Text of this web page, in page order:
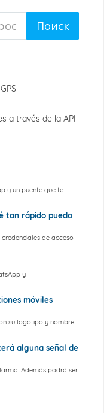
a través de la API
y un puente que te
tan rápido puedo
de acceso
y
móviles
su logotipo y nombre.
alguna señal de
Además podrá ser